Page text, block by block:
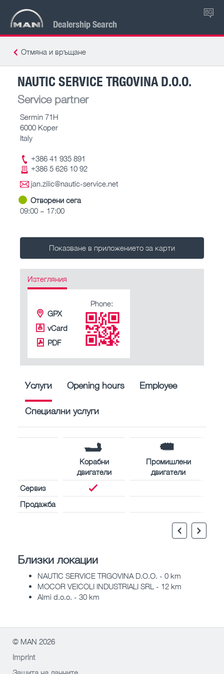
Dealership Search
BG
Отмяна и връщане
NAUTIC SERVICE TRGOVINA D.O.O.
Service partner
Sermin 71H
6000 Koper
Italy
+386 41 935 891
+386 5 626 10 92
jan.zilic@nautic-service.net
Отворени сега
09:00 – 17:00
Показване в приложението за карти
Изтегляния
GPX
vCard
PDF
Phone:
Услуги Opening hours Employee
Специални услуги
Корабни
двигатели
Промишлени
двигатели
Сервиз
Продажба
Близки локации
NAUTIC SERVICE TRGOVINA D.O.O. - 0 km
MOCOR VEICOLI INDUSTRIALI SRL - 12 km
Almi d.o.o. - 30 km
© MAN 2026
Imprint